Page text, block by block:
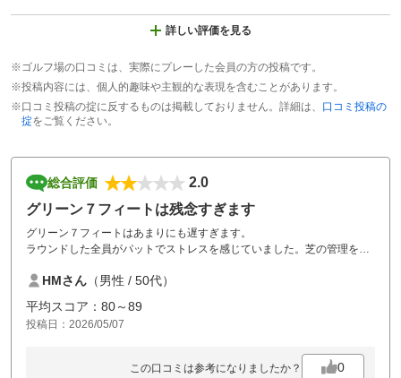
詳しい評価を見る
※ゴルフ場の口コミは、実際にプレーした会員の方の投稿です。
※投稿内容には、個人的趣味や主観的な表現を含むことがあります。
※口コミ投稿の掟に反するものは掲載しておりません。詳細は、 口コミ投稿の
掟をご覧ください。
総合評価
2.0
グリーン７フィートは残念すぎます
グリーン７フィートはあまりにも遅すぎます。
ラウンドした全員がパットでストレスを感じていました。芝の管理をも
HMさん （男性 / 50代）
平均スコア：80～89
投稿日：2026/05/07
この口コミは参考になりましたか？ 0